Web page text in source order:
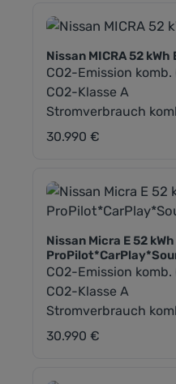
Nissan MICRA 52 kWh
CO2-Emission
CO2-Klasse A
Stromverbrauch
Regulärer Preis:
30.990 €
Nissan Micra E 52
CO2-Emission
CO2-Klasse A
Stromverbrauch
Regulärer Preis:
30.990 €